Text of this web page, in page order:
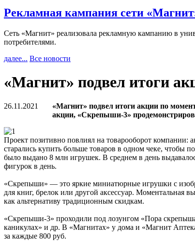
Рекламная кампания сети
Сеть «Магнит» реализовала рекламную кампанию в
потребителями.
далее... Все новости
«Магнит» подвел итоги
26.11.2021
«Магнит» подвел итоги акции по
акции, «Скрепыши-3»
Проект позитивно повлиял на товарооборот компании:
старались купить больше товаров в одном чеке, чтобы
было выдано 8 млн игрушек. В среднем в день
фигурок в день.
«Скрепыши» — это яркие миниатюрные игрушки с
для книг, брелок или другой аксессуар. Моментальная
как альтернативу традиционным скидкам.
«Скрепыши-3» проходили под лозунгом «Пора
каникулах» и др. В «Магнитах» у дома и «Магнит
за каждые 800 руб.